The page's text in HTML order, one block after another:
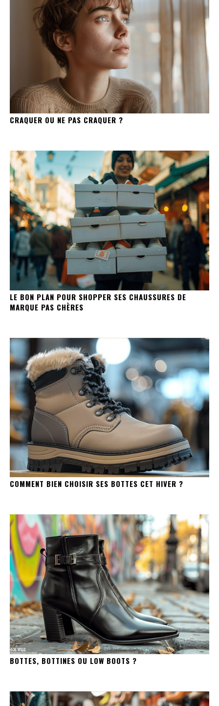
CRAQUER OU NE PAS CRAQUER ?
LE BON PLAN POUR SHOPPER SES CHAUSSURES DE
MARQUE PAS CHÈRES
COMMENT BIEN CHOISIR SES BOTTES CET HIVER ?
BOTTES, BOTTINES OU LOW BOOTS ?